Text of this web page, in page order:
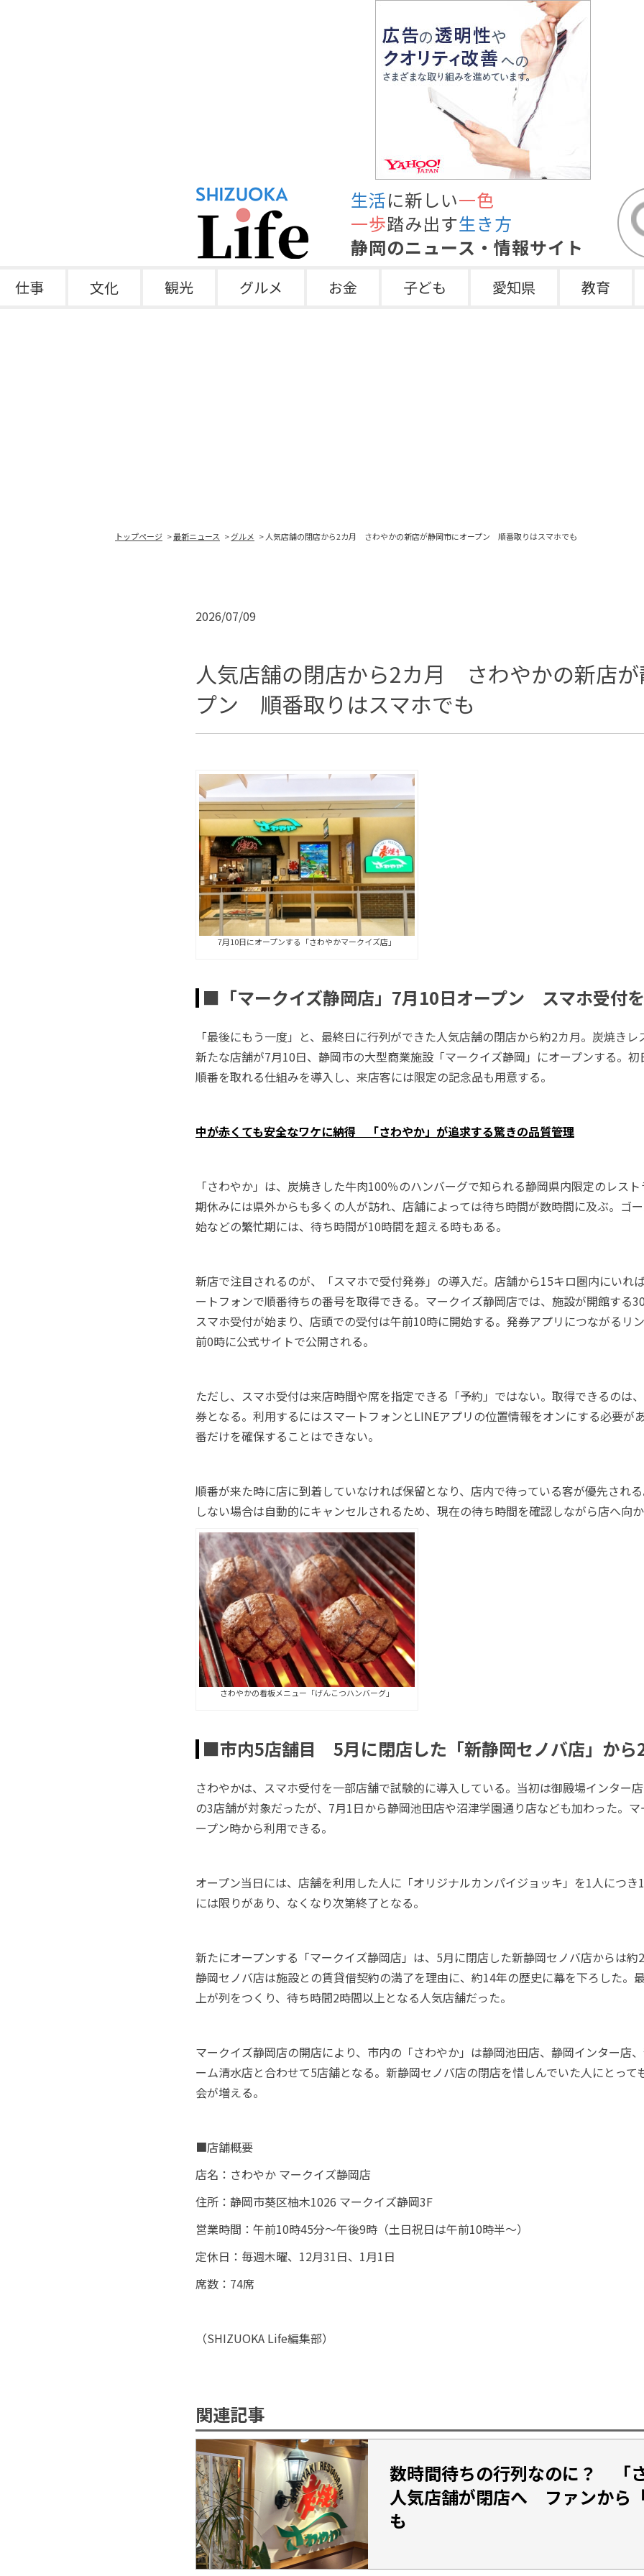
生活に新しい一色
一歩踏み出す生き方
静岡のニュース・情報サイト
仕事 文化 観光 グルメ お金 子ども 愛知県 教育
トップページ 最新ニュース グルメ 人気店舗の閉店から2カ月 さわやかの新店が静岡市にオープン 順番取りはスマホでも
2026/07/09
人気店舗の閉店から2カ月 さわやかの新店が
プン 順番取りはスマホでも
7月10日にオープンする「さわやかマークイズ店」
■「マークイズ静岡店」7月10日オープン スマホ受付
「最後にもう一度」と、最終日に行列ができた人気店舗の閉店から約2カ月。炭焼き
新たな店舗が7月10日、静岡市の大型商業施設「マークイズ静岡」にオープンする。
順番を取れる仕組みを導入し、来店客には限定の記念品も用意する。
中が赤くても安全なワケに納得 「さわやか」が追求する驚きの品質管理
「さわやか」は、炭焼きした牛肉100％のハンバーグで知られる静岡県内限定のレス
期休みには県外からも多くの人が訪れ、店舗によっては待ち時間が数時間に及ぶ。ゴ
始などの繁忙期には、待ち時間が10時間を超える時もある。
新店で注目されるのが、「スマホで受付発券」の導入だ。店舗から15キロ圏内にいれ
ートフォンで順番待ちの番号を取得できる。マークイズ静岡店では、施設が開館する
スマホ受付が始まり、店頭での受付は午前10時に開始する。発券アプリにつながるリ
前0時に公式サイトで公開される。
ただし、スマホ受付は来店時間や席を指定できる「予約」ではない。取得できるのは
券となる。利用するにはスマートフォンとLINEアプリの位置情報をオンにする必要が
番だけを確保することはできない。
順番が来た時に店に到着していなければ保留となり、店内で待っている客が優先され
しない場合は自動的にキャンセルされるため、現在の待ち時間を確認しながら店へ向か
さわやかの看板メニュー「げんこつハンバーグ」
■市内5店舗目 5月に閉店した「新静岡セノバ店」から
さわやかは、スマホ受付を一部店舗で試験的に導入している。当初は御殿場インター
の3店舗が対象だったが、7月1日から静岡池田店や沼津学園通り店なども加わった。
ープン時から利用できる。
オープン当日には、店舗を利用した人に「オリジナルカンパイジョッキ」を1人につ
には限りがあり、なくなり次第終了となる。
新たにオープンする「マークイズ静岡店」は、5月に閉店した新静岡セノバ店からは約
静岡セノバ店は施設との賃貸借契約の満了を理由に、約14年の歴史に幕を下ろした。
上が列をつくり、待ち時間2時間以上となる人気店舗だった。
マークイズ静岡店の開店により、市内の「さわやか」は静岡池田店、静岡インター店
ーム清水店と合わせて5店舗となる。新静岡セノバ店の閉店を惜しんでいた人にとって
会が増える。
■店舗概要
店名：さわやか マークイズ静岡店
住所：静岡市葵区柚木1026 マークイズ静岡3F
営業時間：午前10時45分～午後9時（土日祝日は午前10時半～）
定休日：毎週木曜、12月31日、1月1日
席数：74席
（SHIZUOKA Life編集部）
関連記事
数時間待ちの行列なのに？ 「
人気店舗が閉店へ ファンから
も